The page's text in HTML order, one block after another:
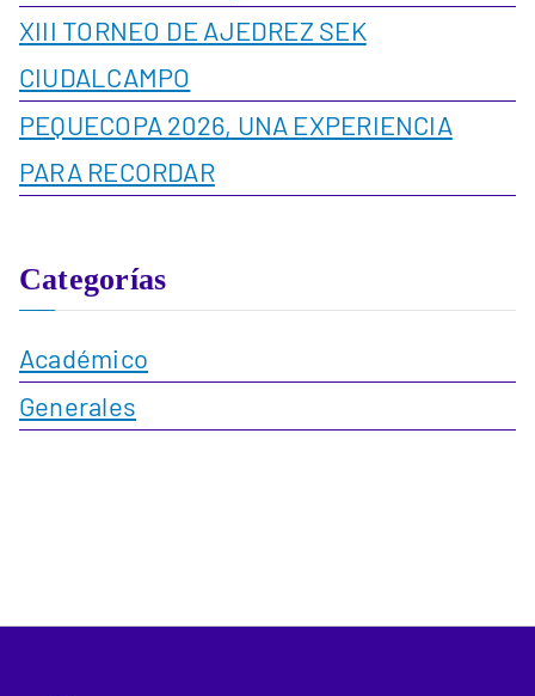
XIII TORNEO DE AJEDREZ SEK
CIUDALCAMPO
PEQUECOPA 2026, UNA EXPERIENCIA
PARA RECORDAR
Categorías
Académico
Generales